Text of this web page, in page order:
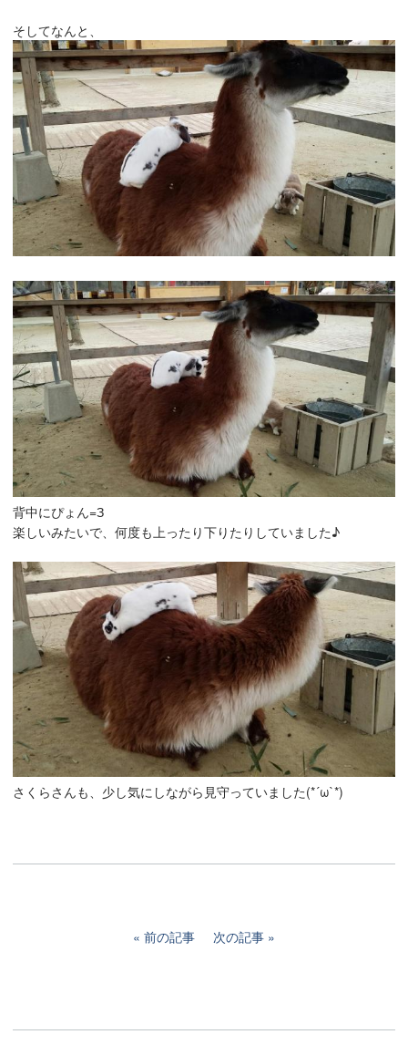
そしてなんと、
背中にぴょん=З
楽しいみたいで、何度も上ったり下りたりしていました♪
さくらさんも、少し気にしながら見守っていました(*´ω`*)
前の記事 次の記事